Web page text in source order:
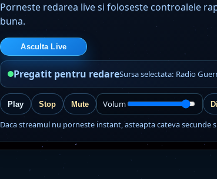
Porneste redarea live si foloseste controalele
buna.
Asculta Live
Pregatit pentru redareSursa selectata: Radio
Play Stop Mute Volum
Daca streamul nu porneste instant, asteapta cateva secunde